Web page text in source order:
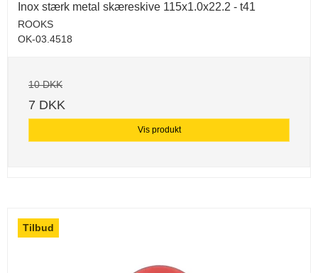
Inox stærk metal skæreskive 115x1.0x22.2 - t41
ROOKS
OK-03.4518
10 DKK
7 DKK
Vis produkt
Tilbud